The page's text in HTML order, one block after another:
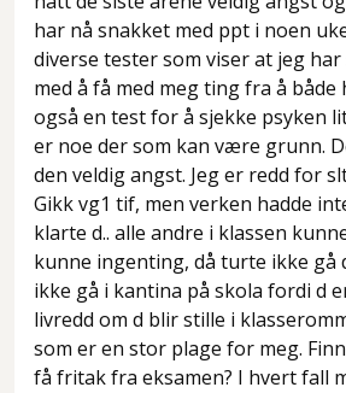
har nå snakket med ppt i noen
diverse tester som viser at jeg
med å få med meg ting fra å både
også en test for å sjekke psyken
er noe der som kan være grunn.
den veldig angst. Jeg er redd for
Gikk vg1 tif, men verken hadde
klarte d.. alle andre i klassen
kunne ingenting, då turte ikke gå
ikke gå i kantina på skola fordi d
livredd om d blir stille i
som er en stor plage for meg.
få fritak fra eksamen? I hvert fall